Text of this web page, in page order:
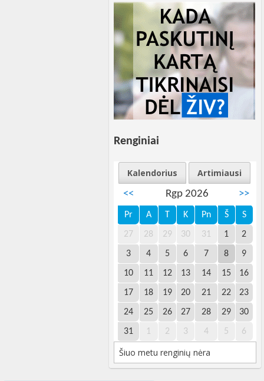
Renginiai
Kalendorius
Artimiausi
<<
Rgp 2026 >>
Pr A T K Pn Š S
27 28 29 30 31 1 2
3 4 5 6 7 8 9
10 11 12 13 14 15 16
17 18 19 20 21 22 23
24 25 26 27 28 29 30
31 1 2 3 4 5 6
Šiuo metu renginių nėra